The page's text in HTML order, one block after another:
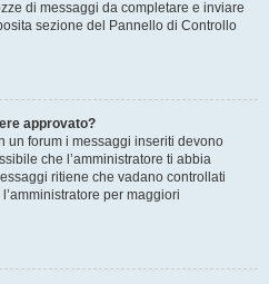
di messaggi da completare e inviare
sezione del Pannello di Controllo
approvato?
un forum i messaggi inseriti devono
che l’amministratore ti abbia
ritiene che vadano controllati
per maggiori